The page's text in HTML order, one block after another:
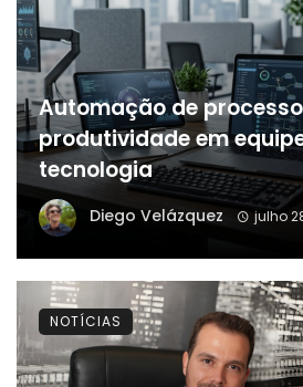
Automação de
produtividade em
tecnologia
Diego Velázquez julho
NOTÍCIAS